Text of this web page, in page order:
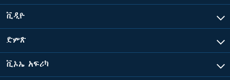
ቋንቋዎች
ቪዲዮ
ድምጽ
ቪኦኤ አፍሪካ